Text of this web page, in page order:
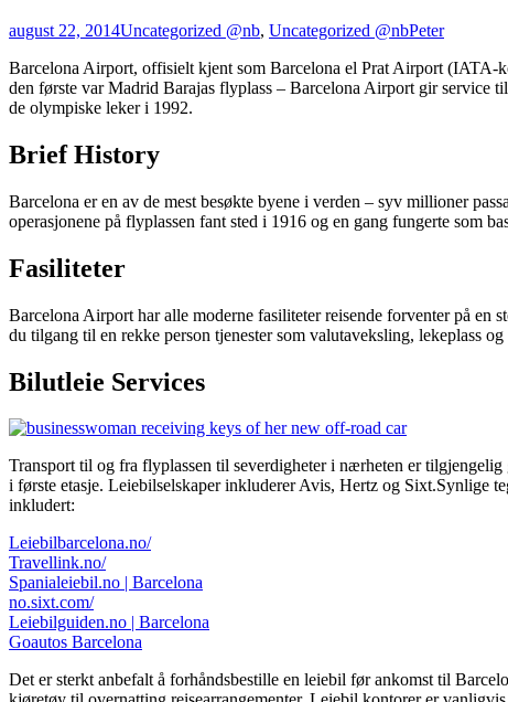
august 22, 2014Uncategorized @nb, Uncategorized @nbPeter
Barcelona Airport, offisielt kjent som Barcelona el Prat Airport (IATA-
den første var Madrid Barajas flyplass – Barcelona Airport gir service
de olympiske leker i 1992.
Brief History
Barcelona er en av de mest besøkte byene i verden – syv millioner
operasjonene på flyplassen fant sted i 1916 og en gang fungerte som
Fasiliteter
Barcelona Airport har alle moderne fasiliteter reisende forventer på en
du tilgang til en rekke person tjenester som valutaveksling, lekeplass og
Bilutleie Services
Transport til og fra flyplassen til severdigheter i nærheten er
i første etasje. Leiebilselskaper inkluderer Avis, Hertz og Sixt.Synlige
inkludert:
Leiebilbarcelona.no/
Travellink.no/
Spanialeiebil.no | Barcelona
no.sixt.com/
Leiebilguiden.no | Barcelona
Goautos Barcelona
Det er sterkt anbefalt å forhåndsbestille en leiebil før ankomst til